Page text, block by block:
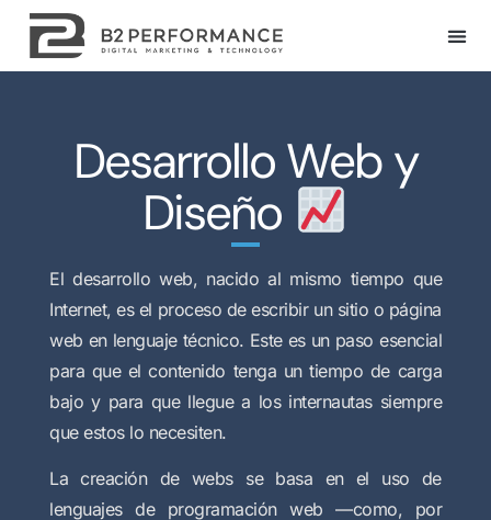
Desarrollo Web y
Diseño
El desarrollo web, nacido al mismo tiempo que
Internet, es el proceso de escribir un sitio o página
web en lenguaje técnico. Este es un paso esencial
para que el contenido tenga un tiempo de carga
bajo y para que llegue a los internautas siempre
que estos lo necesiten.
La creación de webs se basa en el uso de
lenguajes de programación web —como, por